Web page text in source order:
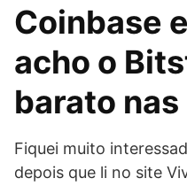
Coinbase
acho o
barato nas
Fiquei muito
depois que li no site